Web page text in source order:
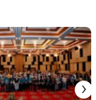
›